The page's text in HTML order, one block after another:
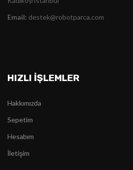
Email: destek@robotparca.com
HIZLI İŞLEMLER
Hakkımızda
Sepetim
Hesabım
İletişim